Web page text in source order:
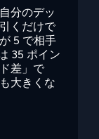
分のデッ
くだけで
5 で相手
35 ポイン
差」で
大きくな